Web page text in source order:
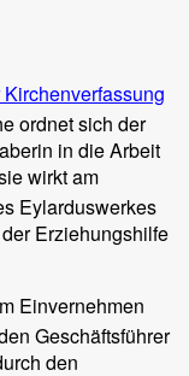
ordnet sich der
in die Arbeit
wirkt am
Eylarduswerkes
Erziehungshilfe
Einvernehmen
Geschäftsführer
den